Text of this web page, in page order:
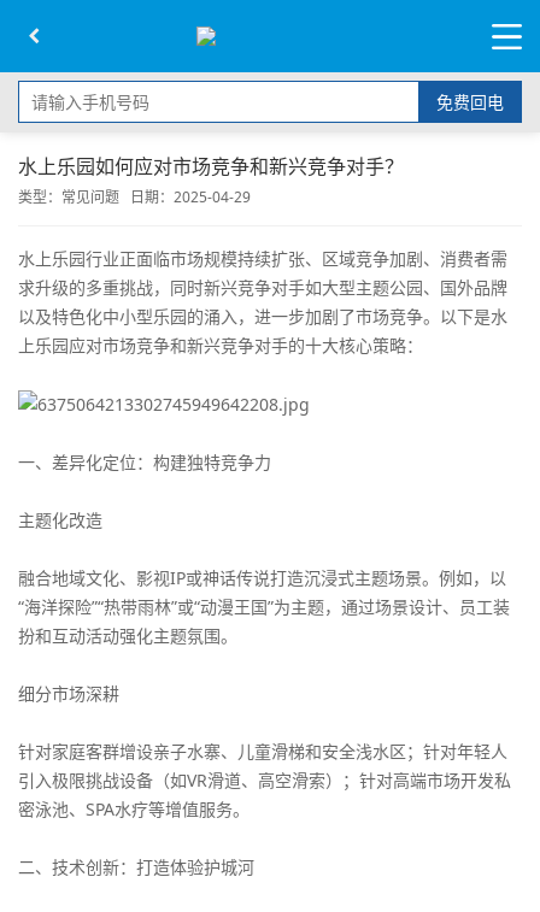
免费回电
水上乐园如何应对市场竞争和新兴竞争对手？
类型： 常见问题 日期：2025-04-29
水上乐园行业正面临市场规模持续扩张、区域竞争加剧、消费者需
求升级的多重挑战，同时新兴竞争对手如大型主题公园、国外品牌
以及特色化中小型乐园的涌入，进一步加剧了市场竞争。以下是水
上乐园应对市场竞争和新兴竞争对手的十大核心策略：
一、差异化定位：构建独特竞争力
主题化改造
融合地域文化、影视IP或神话传说打造沉浸式主题场景。例如，以
“海洋探险”“热带雨林”或“动漫王国”为主题，通过场景设计、员工装
扮和互动活动强化主题氛围。
细分市场深耕
针对家庭客群增设亲子水寨、儿童滑梯和安全浅水区；针对年轻人
引入极限挑战设备（如VR滑道、高空滑索）；针对高端市场开发私
密泳池、SPA水疗等增值服务。
二、技术创新：打造体验护城河